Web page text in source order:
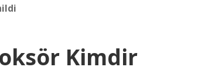
Kimdir